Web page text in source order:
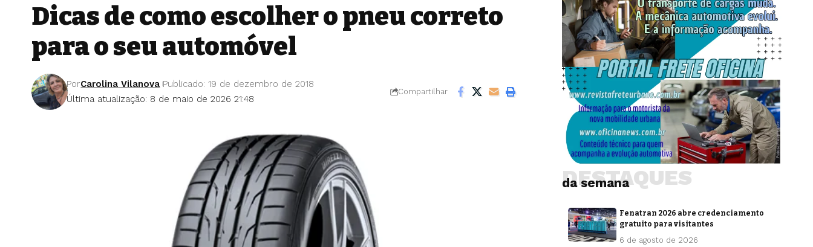
Dicas de como escolher o pneu correto
para o seu automóvel
Última atualização: 8 de maio de 2026 21:48
PorCarolina Vilanova Publicado: 19 de dezembro de 2018
Compartilhar
da semana
DESTAQUES
Fenatran 2026 abre credenciamento
gratuito para visitantes
6 de agosto de 2026